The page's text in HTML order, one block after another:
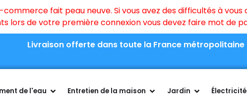
fait peau neuve. Si vous avez des difficultés à
lors de votre première connexion vous devez faire mot de
Livraison offerte dans toute la France métropolitaine
de l'eau Entretien de la maison Jardin Électricité